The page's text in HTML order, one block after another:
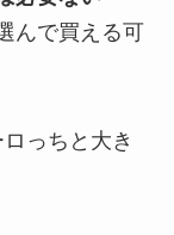
んで買える可
っちと大き